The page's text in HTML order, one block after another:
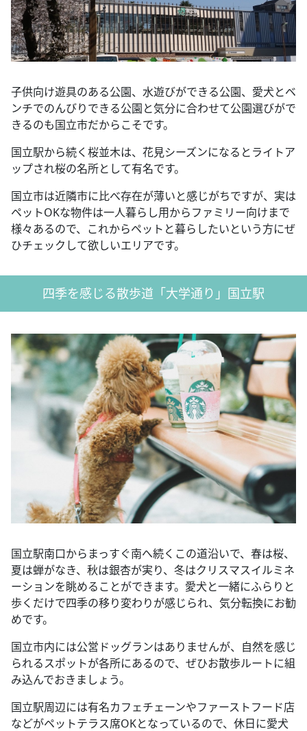
子供向け遊具のある公園、水遊びができる公園、愛犬とベ
ンチでのんびりできる公園と気分に合わせて公園選びがで
きるのも国立市だからこそです。
国立駅から続く桜並木は、花見シーズンになるとライトア
ップされ桜の名所として有名です。
国立市は近隣市に比べ存在が薄いと感じがちですが、実は
ペットOKな物件は一人暮らし用からファミリー向けまで
様々あるので、これからペットと暮らしたいという方にぜ
ひチェックして欲しいエリアです。
四季を感じる散歩道「大学通り」国立駅
国立駅南口からまっすぐ南へ続くこの道沿いで、春は桜、
夏は蝉がなき、秋は銀杏が実り、冬はクリスマスイルミネ
ーションを眺めることができます。愛犬と一緒にふらりと
歩くだけで四季の移り変わりが感じられ、気分転換にお勧
めです。
国立市内には公営ドッグランはありませんが、自然を感じ
られるスポットが各所にあるので、ぜひお散歩ルートに組
み込んでおきましょう。
国立駅周辺には有名カフェチェーンやファーストフード店
などがペットテラス席OKとなっているので、休日に愛犬